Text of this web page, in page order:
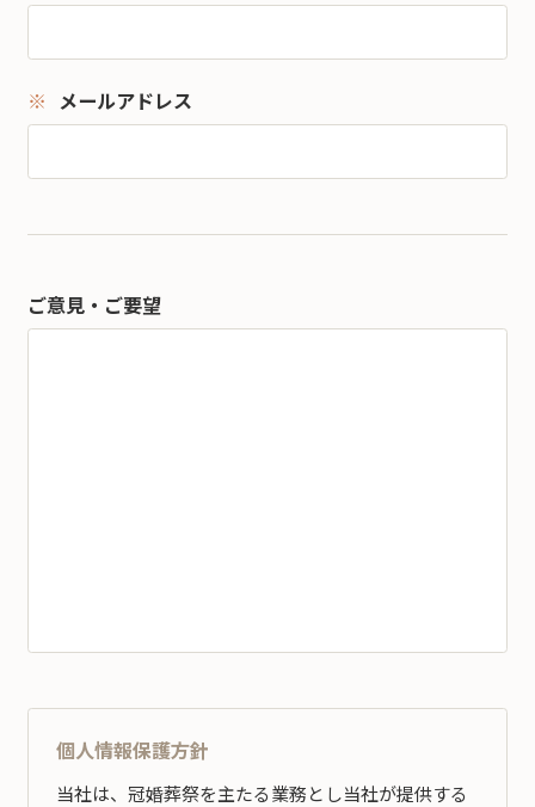
メールアドレス
ご意見・ご要望
個人情報保護方針
当社は、冠婚葬祭を主たる業務とし当社が提供する